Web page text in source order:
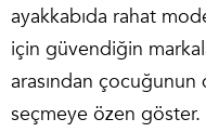
ayakkabıda rahat
için güvendiğin
arasından
seçmeye özen